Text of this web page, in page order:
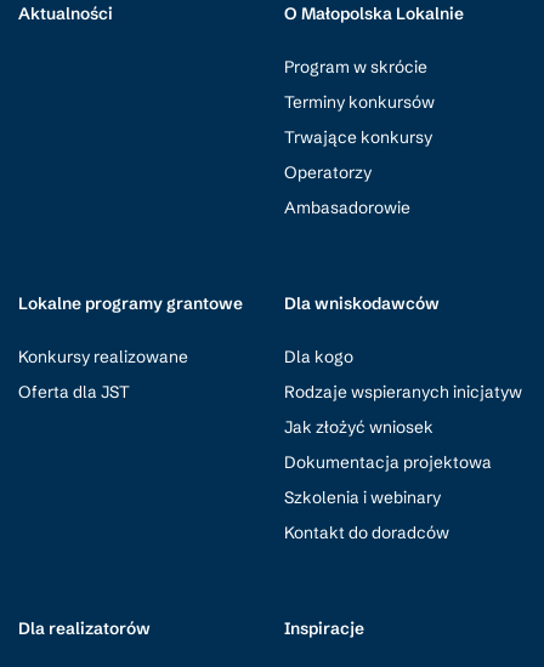
Aktualności O Małopolska Lokalnie
Program w skrócie
Terminy konkursów
Trwające konkursy
Operatorzy
Ambasadorowie
Lokalne programy grantowe
Konkursy realizowane
Oferta dla JST
Dla wniskodawców
Dla kogo
Rodzaje wspieranych inicjatyw
Jak złożyć wniosek
Dokumentacja projektowa
Szkolenia i webinary
Kontakt do doradców
Dla realizatorów Inspiracje